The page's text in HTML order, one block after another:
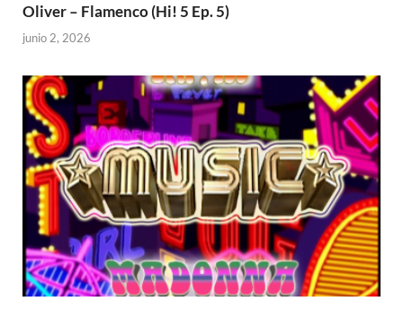
Oliver – Flamenco (Hi! 5 Ep. 5)
junio 2, 2026